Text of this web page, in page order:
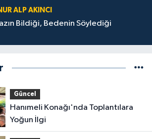
ALP AKINCI
Bildiği, Bedenin Söylediği
Güncel
Hanımeli Konağı'nda Toplantılara
Yoğun İlgi